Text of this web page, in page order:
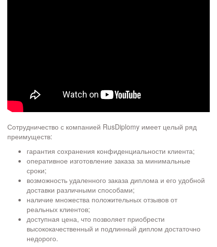
Сотрудничество с компанией RusDiplomy имеет целый ряд
преимуществ:
гарантия сохранения конфиденциальности клиента;
оперативное изготовление заказа за минимальные
сроки;
возможность удаленного заказа диплома и его удобной
доставки различными способами;
наличие множества положительных отзывов от
реальных клиентов;
доступная цена, что позволяет приобрести
высококачественный и подлинный диплом достаточно
недорого.